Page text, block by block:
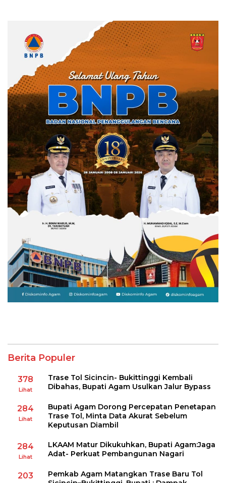
Berita Populer
378
Lihat
Trase Tol Sicincin- Bukittinggi Kembali
Dibahas, Bupati Agam Usulkan Jalur Bypass
284
Lihat
Bupati Agam Dorong Percepatan Penetapan
Trase Tol, Minta Data Akurat Sebelum
Keputusan Diambil
284
Lihat
LKAAM Matur Dikukuhkan, Bupati Agam:Jaga
Adat- Perkuat Pembangunan Nagari
203
Pemkab Agam Matangkan Trase Baru Tol